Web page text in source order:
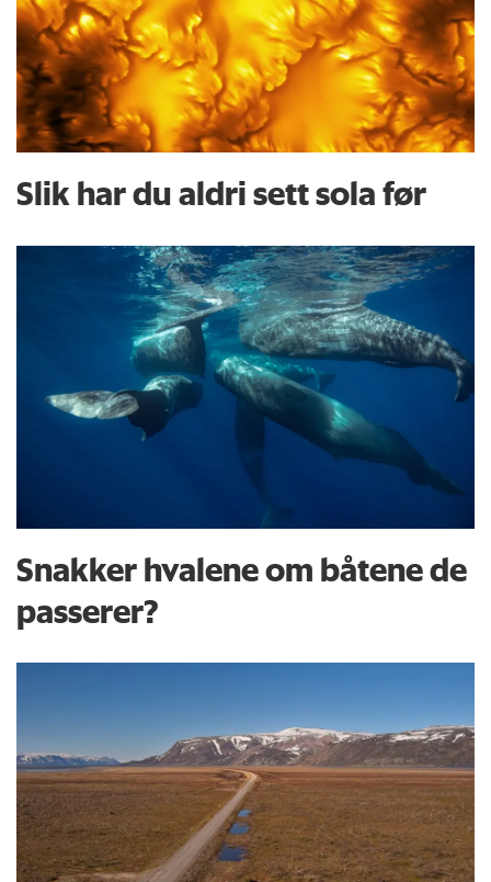
Slik har du aldri sett sola før
Snakker hvalene om båtene de
passerer?